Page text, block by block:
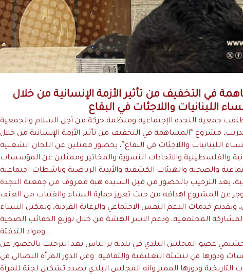
في التخفيف من تأثير الأزمة الإنسانية من خلال
اللبنانيات واللاجئات في البقاع
أطلقت جمعية النجدة الإجتماعية ومنظمة حركة من أجل السلام والجمعية
مشروع “المساهمة في التخفيف من تأثير الأزمة الإنسانية من خلال
اللبنانيات واللاجئات في البقاع”، بحضور ممثلين عن اللجان الشعبية
والفلسطينية والاتحادات النسوية والمخاتير وممثلين عن المؤسسات
والصحية والهيئات الكشفية والأندية الرياضية وناشطات اجتماعية
بعد الترحيب بالحضور من قبل السيدة هبة معروف من جمعية النجدة
عن المشروع اهدافه من حيث تعزيز حماية النساء والفتيات من العنف
وتقديم خدمات الدعم النفس الاجتماعي والرعاية الفردية، وتمكين النساء
المجتمعية، ودعم الاسر الهشة من خلال توزيع الحقائب الصحية
ومواد التدفئة…
عضو المجلس البلدي في بلدية برالياس بعد الترحيب بالحضور عن
ودورها في تنشئة التعليمية والثقافية وعن الدور المرأة النضالي في